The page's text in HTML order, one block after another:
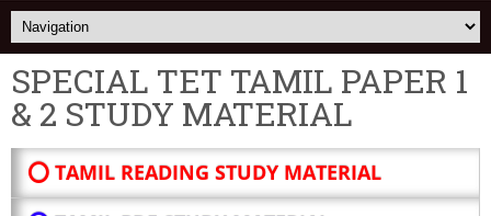
SPECIAL TET TAMIL PAPER 1
& 2 STUDY MATERIAL
⭕ TAMIL READING STUDY MATERIAL